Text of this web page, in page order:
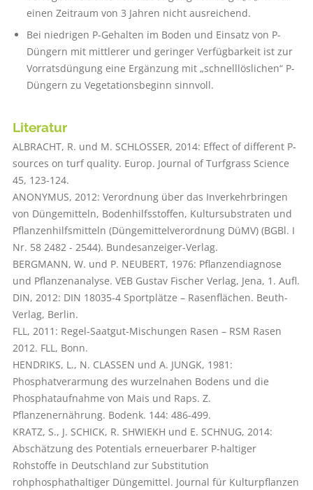
einen Zeitraum von 3 Jahren nicht ausreichend.
Bei niedrigen P-Gehalten im Boden und Einsatz von P-
Düngern mit mittlerer und geringer Verfügbarkeit ist zur
Vorratsdüngung eine Ergänzung mit „schnelllöslichen“ P-
Düngern zu Vegetationsbeginn sinnvoll.
Literatur
ALBRACHT, R. und M. SCHLOSSER, 2014: Effect of different P-
sources on turf quality. Europ. Journal of Turfgrass Science
45, 123-124.
ANONYMUS, 2012: Verordnung über das Inverkehrbringen
von Düngemitteln, Bodenhilfsstoffen, Kultursubstraten und
Pflanzenhilfsmitteln (Düngemittelverordnung DüMV) (BGBl. I
Nr. 58 2482 - 2544). Bundesanzeiger-Verlag.
BERGMANN, W. und P. NEUBERT, 1976: Pflanzendiagnose
und Pflanzenanalyse. VEB Gustav Fischer Verlag, Jena, 1. Aufl.
DIN, 2012: DIN 18035-4 Sportplätze – Rasenflächen. Beuth-
Verlag, Berlin.
FLL, 2011: Regel-Saatgut-Mischungen Rasen – RSM Rasen
2012. FLL, Bonn.
HENDRIKS, L., N. CLASSEN und A. JUNGK, 1981:
Phosphatverarmung des wurzelnahen Bodens und die
Phosphataufnahme von Mais und Raps. Z.
Pflanzenernährung. Bodenk. 144: 486-499.
KRATZ, S., J. SCHICK, R. SHWIEKH und E. SCHNUG, 2014:
Abschätzung des Potentials erneuerbarer P-haltiger
Rohstoffe in Deutschland zur Substitution
rohphosphathaltiger Düngemittel. Journal für Kulturpflanzen